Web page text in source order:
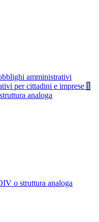
amministrativi
per cittadini e imprese 1
analoga
o struttura analoga